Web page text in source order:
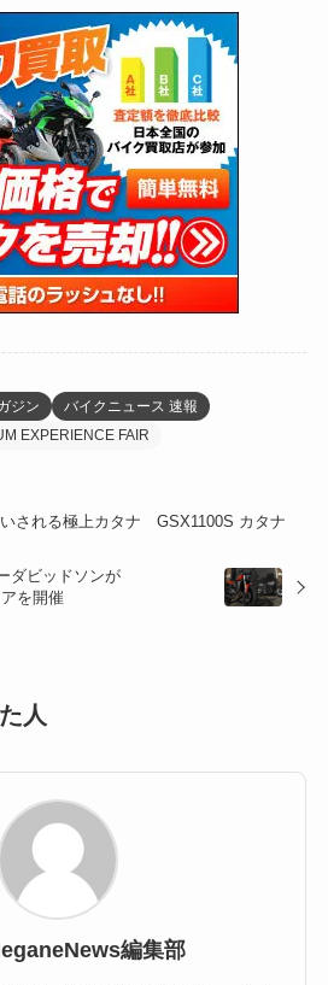
(64)
(6)
(27)
(47)
(41)
(16)
(141)
(255)
(204)
(166)
(23)
(33)
(34)
(35)
(41)
(16)
(118)
(27)
(1,605)
(147)
(13)
(12)
(16)
(4)
ジン
バイクニュース 速報
EXPERIENCE FAIR
される極上カタナ GSX1100S カタナ
ダビッドソンが
を開催
人
編集部